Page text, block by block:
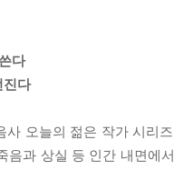
다
진다
오늘의 젊은 작가 시리
과 상실 등 인간 내면에